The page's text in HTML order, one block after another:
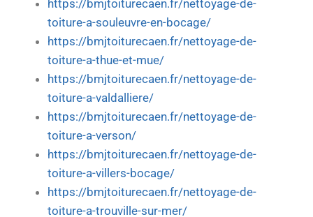
https://bmjtoiturecaen.fr/nettoyage-de-
toiture-a-souleuvre-en-bocage/
https://bmjtoiturecaen.fr/nettoyage-de-
toiture-a-thue-et-mue/
https://bmjtoiturecaen.fr/nettoyage-de-
toiture-a-valdalliere/
https://bmjtoiturecaen.fr/nettoyage-de-
toiture-a-verson/
https://bmjtoiturecaen.fr/nettoyage-de-
toiture-a-villers-bocage/
https://bmjtoiturecaen.fr/nettoyage-de-
toiture-a-trouville-sur-mer/